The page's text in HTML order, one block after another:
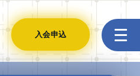
入会申込